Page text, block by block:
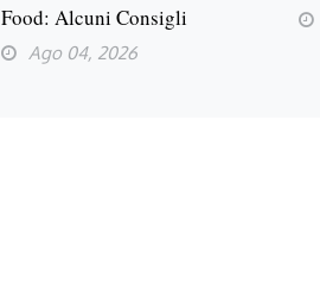
Food: Alcuni Consigli
Ago 04, 2026